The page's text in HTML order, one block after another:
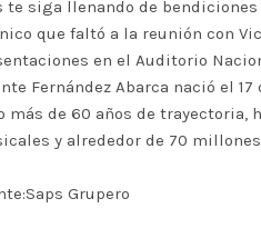
te siga llenando de
que faltó a la reunión con
en el Auditorio
Fernández Abarca nació el
más de 60 años de trayectoria,
y alrededor de 70
Grupero